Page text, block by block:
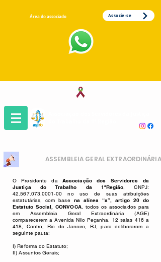
Área do associado Associe-se
ASSEMBLEIA GERAL EXTRAORDINÁRIA
O Presidente da Associação dos Servidores da
Justiça do Trabalho da 1ªRegião, CNPJ:
42.567.073.0001-00no uso de suas atribuições
estatutárias, com base na alínea “a”, artigo 20 do
Estatuto Social, CONVOCA, todos os associados para
em Assembleia Geral Extraordinária (AGE)
comparecerem a Avenida Nilo Peçanha, 12 salas 416 a
418, Centro, Rio de Janeiro, RJ, para deliberarem a
seguinte pauta:
I) Reforma do Estatuto;
II) Assuntos Gerais;